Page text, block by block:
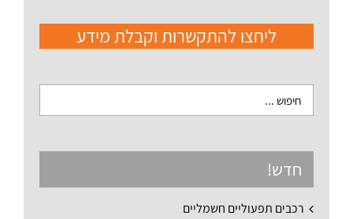
ליחצו להתקשרות וקבלת מידע
חדש!
רכבים תפעוליים חשמליים